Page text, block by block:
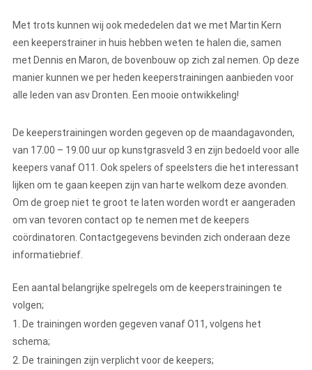
Met trots kunnen wij ook mededelen dat we met Martin Kern
een keeperstrainer in huis hebben weten te halen die, samen
met Dennis en Maron, de bovenbouw op zich zal nemen. Op deze
manier kunnen we per heden keeperstrainingen aanbieden voor
alle leden van asv Dronten. Een mooie ontwikkeling!
De keeperstrainingen worden gegeven op de maandagavonden,
van 17.00 – 19.00 uur op kunstgrasveld 3 en zijn bedoeld voor alle
keepers vanaf O11. Ook spelers of speelsters die het interessant
lijken om te gaan keepen zijn van harte welkom deze avonden.
Om de groep niet te groot te laten worden wordt er aangeraden
om van tevoren contact op te nemen met de keepers
coördinatoren. Contactgegevens bevinden zich onderaan deze
informatiebrief.
Een aantal belangrijke spelregels om de keeperstrainingen te
volgen;
1. De trainingen worden gegeven vanaf O11, volgens het
schema;
2. De trainingen zijn verplicht voor de keepers;